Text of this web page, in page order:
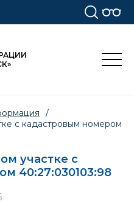
/
с кадастровым номером
участке с
40:27:030103:98